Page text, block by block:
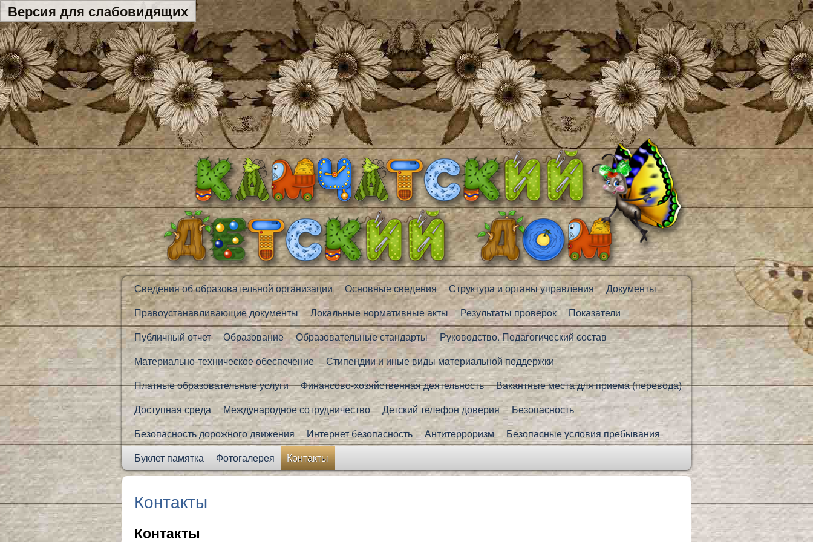
Версия для слабовидящих
Сведения об образовательной организации Основные сведения Структура и органы управления
Документы
Правоустанавливающие документы
Локальные нормативные акты Результаты проверок
Показатели
Публичный отчет
Образование Образовательные стандарты
Руководство. Педагогический состав
Материально-техническое обеспечение
Стипендии и иные виды материальной поддержки
Платные образовательные услуги
Финансово-хозяйственная деятельность
Вакантные места для приема (перевода)
Доступная среда
Международное сотрудничество Детский телефон доверия
Безопасность
Безопасность дорожного движения
Интернет безопасность Антитерроризм
Безопасные условия пребывания
Буклет памятка
Фотогалерея Контакты
Контакты
Контакты